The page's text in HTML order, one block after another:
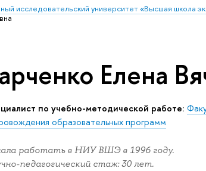
исследовательский университет «Высшая школа
Елена
по учебно-методической работе:
образовательных программ
работать в НИУ ВШЭ в 1996 году.
педагогический стаж: 30 лет.